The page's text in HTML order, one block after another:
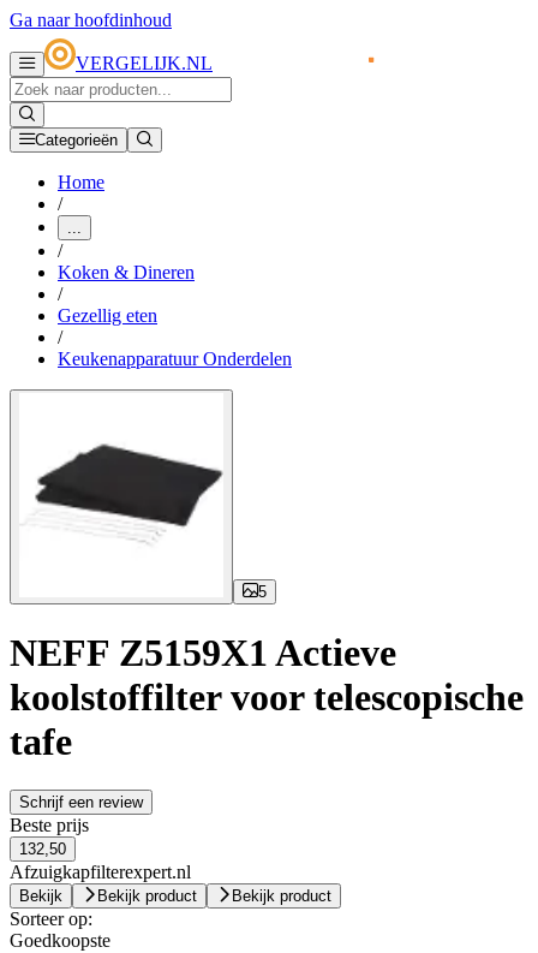
Ga naar hoofdinhoud
VERGELIJK.NL
Categorieën
Home
/
...
/
Koken & Dineren
/
Gezellig eten
/
Keukenapparatuur Onderdelen
5
NEFF Z5159X1 Actieve
koolstoffilter voor telescopische
tafe
Schrijf een review
Beste prijs
132,50
Afzuigkapfilterexpert.nl
Bekijk Bekijk product Bekijk product
Sorteer op:
Goedkoopste